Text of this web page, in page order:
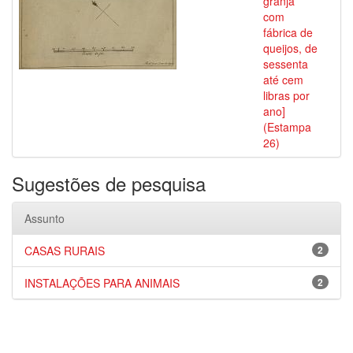
com
fábrica de
queijos, de
sessenta
até cem
libras por
ano]
(Estampa
26)
Sugestões de pesquisa
Assunto
2
CASAS RURAIS
2
INSTALAÇÕES PARA ANIMAIS